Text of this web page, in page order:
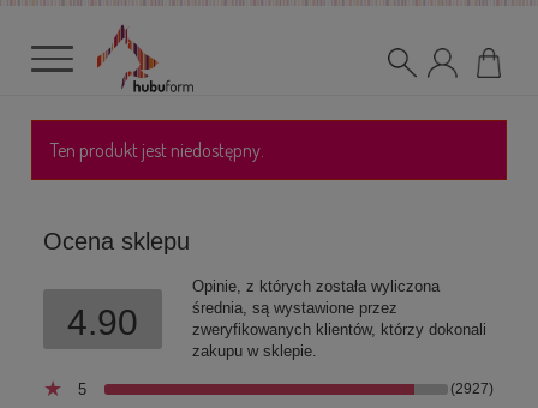
Ten produkt jest niedostępny.
Ocena sklepu
4.90
Opinie, z których została wyliczona
średnia, są wystawione przez
zweryfikowanych klientów, którzy dokonali
zakupu w sklepie.
5 (2927)